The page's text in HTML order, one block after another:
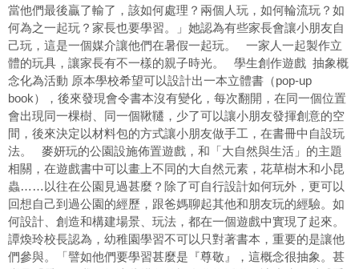
當他們最後贏了輸了，該如何處理？兩個人玩，如何輪流玩？如
何為之一起玩？家長也要學習。」她認為有些家長會讓小朋友自
己玩，這是一個媒介讓他們在暑假一起玩。 一家人一起製作立
體的玩具，讓家長有不一樣的親子時光。 學生創作遊戲 抽象概
念化為活動 原本學校希望可以設計出一本立體書（pop-up
book），後來發現會令書本沒有變化，每次翻開，在同一個位置
會出現同一棵樹、同一個鞦韆，少了可以讓小朋友發揮創意的空
間，後來決定以材料包的方式讓小朋友做手工，在書冊中自設玩
法。 麥妍玩的公園設施佈置遊戲，和「大自然與生活」的主題
相關，在遊戲書中可以畫上不同的大自然元素，花草樹木和小昆
蟲……以往在公園見過甚麼？除了可自行設計如何玩外，更可以
回想自己到過公園的經歷，跟爸媽聊起其他和朋友玩的經驗。如
何設計、創造和構建場景、玩法，都在一個遊戲中實現了起來。
譚煥玲校長認為，幼稚園學習不可以只對著書本，重要的是讓他
們參與。「譬如他們要學習甚麼是『尊敬』，這概念很抽象。甚